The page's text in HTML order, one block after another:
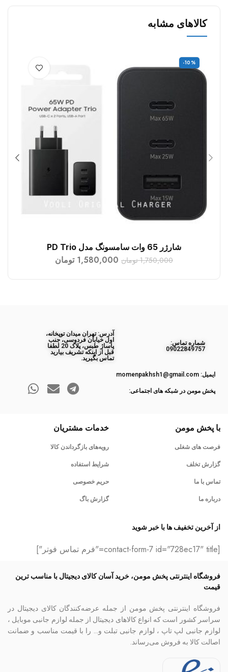
کالاهای مشابه
-10%
افزودن به سبد خرید
شارژر 65 وات سامسونگ مدل PD Trio
1,750,000 تومان 1,580,000 تومان
ﺷﻤﺎره ﺗﻤﺎس:
09022849757
آدرس: تهران میدان توپخانه،
اول خیابان فردوسی، جنب
پاساژ طبس، پلاک 20 لطفا
قبل از اینکه تشریف بیارید
تماس بگیرید.
ایمیل: momenpakhsh1@gmail.com
پخش مومن در شبکه های اجتماعی:
با پخش مومن
فرصت های شغلی
گزارش تخلف
تماس با ما
درباره ما
خدمات مشتریان
رویه‌های بازگرداندن کالا
شرایط استفاده
حریم خصوصی
گزارش باگ
از آخرین تخفیف ها با خبر شوید
[contact-form-7 id="728ec17" title="فرم تماس فوتر"]
فروشگاه اینترنتی پخش مومن، خرید آسان کالای دیجیتال با مناسب ترین
قیمت
فروشگاه اینترنتی پخش مومن از جمله عرضه‌کنندگان کالای دیجیتال در
سراسر کشور است که انواع کالاهای دیجیتال از جمله لوازم جانبی موبایل ،
لوازم جانبی لپ تاپ ، لوازم جانبی تبلت و… را با قیمت مناسب و ضمانت
اصالت کالا به فروش می‌رساند.